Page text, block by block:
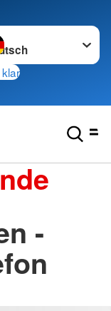
wechseln zu
-